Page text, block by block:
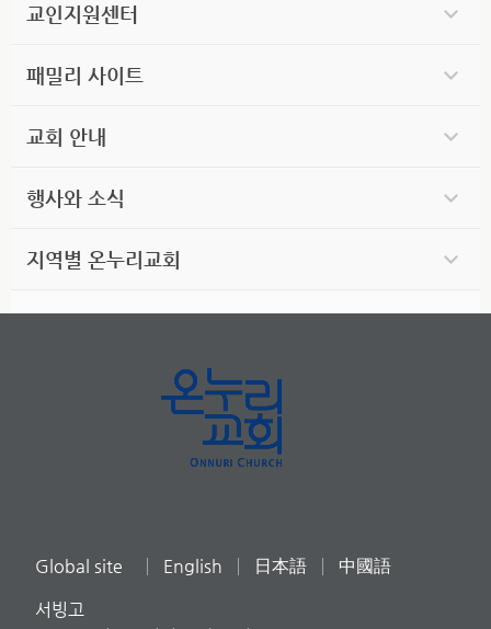
교인지원센터
패밀리 사이트
교회 안내
행사와 소식
지역별 온누리교회
Global site English 日本語 中國語
서빙고